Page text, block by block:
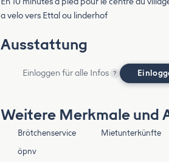
a velo vers Ettal ou linderhof
Ausstattung
Einloggen für alle Infos ?
Weitere Merkmale und
Brötchenservice Mietunterkünfte
öpnv